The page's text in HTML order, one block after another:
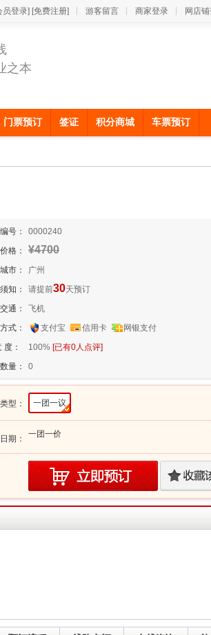
员登录] [免费注册] 游客留言 商家登录 网店
之本
门票预订 签证 积分商城 车票预订
号：
0000240
格：
¥4700
市：
广州
知：
请提前30天预订
通：
飞机
式：
支付宝 信用卡
网银支付
度：
100% [已有0人点评]
量：
0
型： 一团一议
期： 一团一价